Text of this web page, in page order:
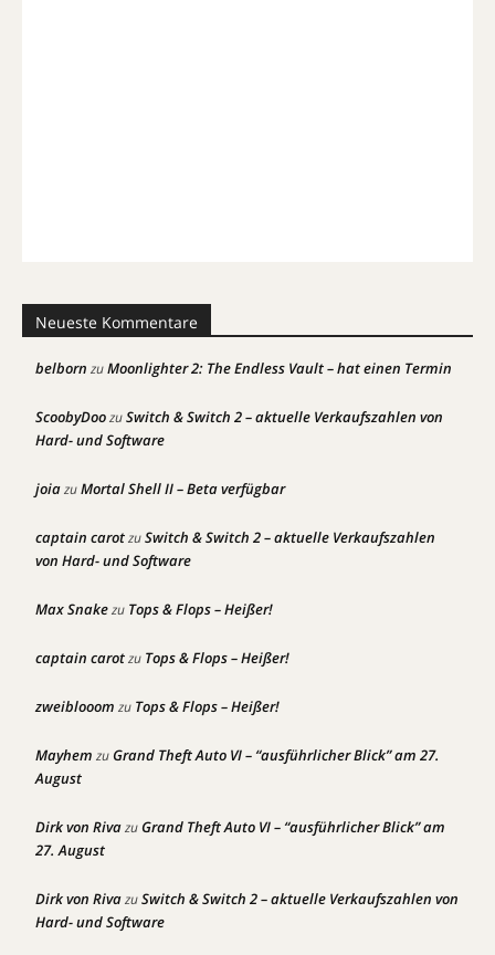
Neueste Kommentare
belborn zuMoonlighter 2: The Endless Vault – hat einen Termin
ScoobyDoozuSwitch & Switch 2 – aktuelle Verkaufszahlen von
Hard- und Software
joiazuMortal Shell II – Beta verfügbar
captain carotzuSwitch & Switch 2 – aktuelle Verkaufszahlen
von Hard- und Software
Max Snakezu Tops & Flops – Heißer!
captain carotzu Tops & Flops – Heißer!
zweiblooom zu Tops & Flops – Heißer!
Mayhem zuGrand Theft Auto VI – “ausführlicher Blick” am 27.
August
Dirk von RivazuGrand Theft Auto VI – “ausführlicher Blick” am
27. August
Dirk von RivazuSwitch & Switch 2 – aktuelle Verkaufszahlen von
Hard- und Software